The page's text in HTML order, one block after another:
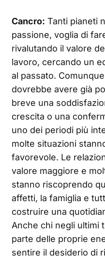
Cancro: Tanti pianeti
passione, voglia di
rivalutando il valore
lavoro, cercando un
al passato.
dovrebbe avere già
breve una
crescita o una
uno dei periodi più
molte situazioni
favorevole. Le
valore maggiore e
stanno riscoprendo
affetti, la famiglia e
costruire una
Anche chi negli ultimi
parte delle proprie
sentire il desiderio di